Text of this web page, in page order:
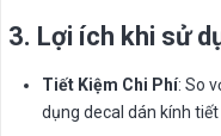
3. Lợi ích khi sử
Tiết Kiệm Chi Phí: So
dụng decal dán kính tiết